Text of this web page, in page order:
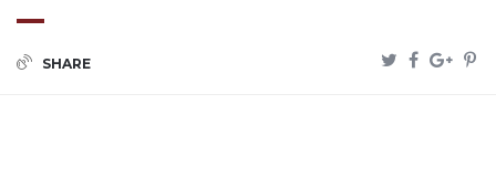
SHARE